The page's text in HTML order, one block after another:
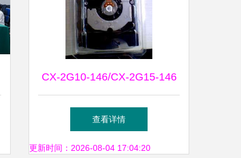
CX-2G10-146/CX-2G15-146
专业之选，解析EMC专用
146G硬盘及其技术服务
查看详情
更新时间：2026-08-04 17:04:20